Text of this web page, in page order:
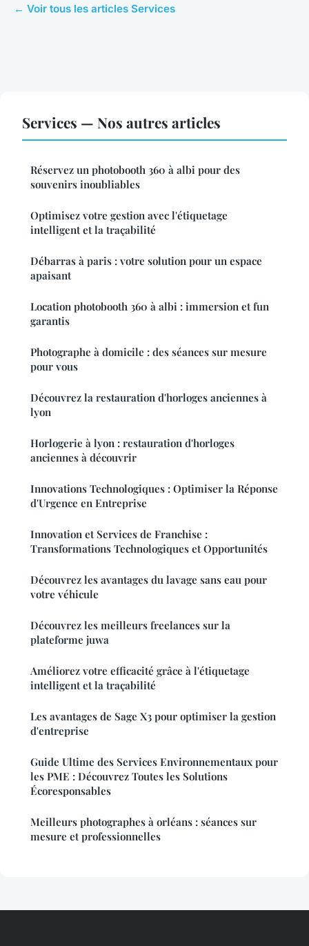
← Voir tous les articles Services
Services — Nos autres articles
Réservez un photobooth 360 à albi pour des
souvenirs inoubliables
Optimisez votre gestion avec l'étiquetage
intelligent et la traçabilité
Débarras à paris : votre solution pour un espace
apaisant
Location photobooth 360 à albi : immersion et fun
garantis
Photographe à domicile : des séances sur mesure
pour vous
Découvrez la restauration d'horloges anciennes à
lyon
Horlogerie à lyon : restauration d'horloges
anciennes à découvrir
Innovations Technologiques : Optimiser la Réponse
d'Urgence en Entreprise
Innovation et Services de Franchise :
Transformations Technologiques et Opportunités
Découvrez les avantages du lavage sans eau pour
votre véhicule
Découvrez les meilleurs freelances sur la
plateforme juwa
Améliorez votre efficacité grâce à l'étiquetage
intelligent et la traçabilité
Les avantages de Sage X3 pour optimiser la gestion
d'entreprise
Guide Ultime des Services Environnementaux pour
les PME : Découvrez Toutes les Solutions
Écoresponsables
Meilleurs photographes à orléans : séances sur
mesure et professionnelles